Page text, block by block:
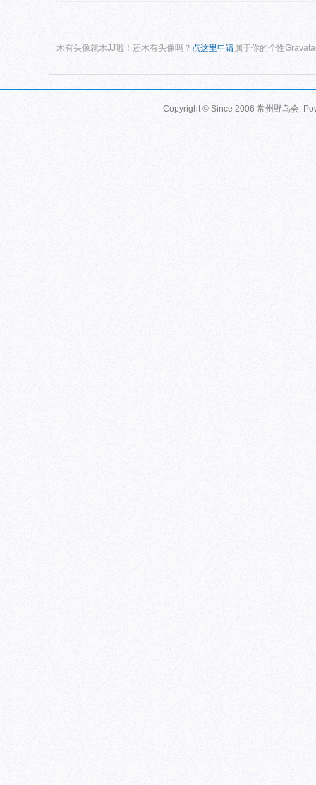
木有头像就木JJ啦！还木有头像吗？ 点这里申请 属于你的个性
Copyright © Since 2006 常州野鸟会.